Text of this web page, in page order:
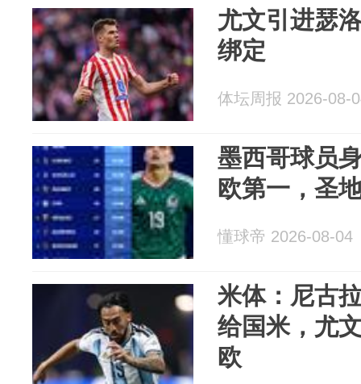
尤文引进瑟
绑定
体坛周报 2026-08-
墨西哥球员
欧第一，圣
懂球帝 2026-08-04
米体：尼古
给国米，尤
欧